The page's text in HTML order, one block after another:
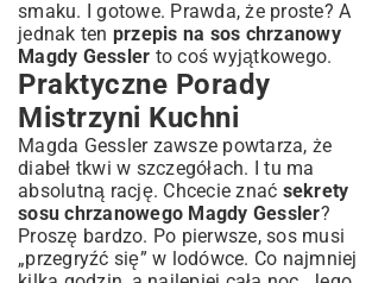
smaku. I gotowe. Prawda, że proste? A
jednak ten przepis na sos chrzanowy
Magdy Gessler to coś wyjątkowego.
Praktyczne Porady
Mistrzyni Kuchni
Magda Gessler zawsze powtarza, że
diabeł tkwi w szczegółach. I tu ma
absolutną rację. Chcecie znać sekrety
sosu chrzanowego Magdy Gessler?
Proszę bardzo. Po pierwsze, sos musi
„przegryźć się” w lodówce. Co najmniej